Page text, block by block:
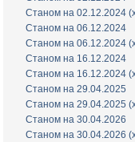
Станом на 02.12.2024
Станом на 06.12.2024
Станом на 06.12.2024
Станом на 16.12.2024
Станом на 16.12.2024
Станом на 29.04.2025
Станом на 29.04.2025
Станом на 30.04.2026
Станом на 30.04.2026